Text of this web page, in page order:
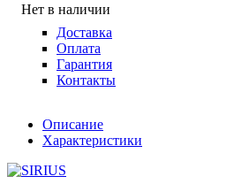
Нет в наличии
Доставка
Оплата
Гарантия
Контакты
Описание
Характеристики